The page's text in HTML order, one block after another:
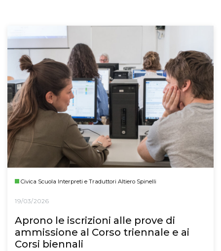
Civica Scuola Interpreti e Traduttori Altiero Spinelli
19/03/2026
Aprono le iscrizioni alle prove di
ammissione al Corso triennale e ai
Corsi biennali